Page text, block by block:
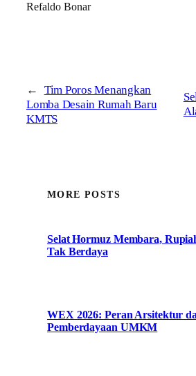
Refaldo Bonar
←
Tim Poros Menangkan
Lomba Desain Rumah Baru
KMTS
MORE POSTS
Selat Hormuz Membara,
Tak Berdaya
WEX 2026: Peran Arsitektur
Pemberdayaan UMKM